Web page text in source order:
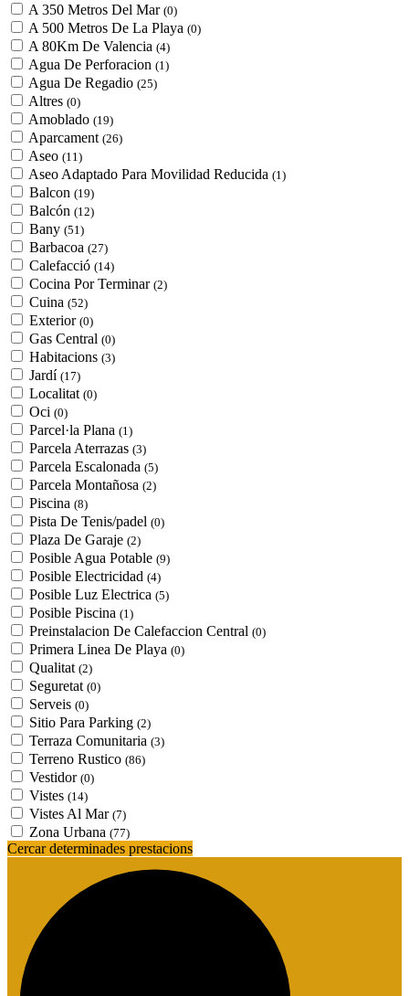
A 350 Metros Del Mar (0)
A 500 Metros De La Playa (0)
A 80Km De Valencia (4)
Agua De Perforacion (1)
Agua De Regadio (25)
Altres (0)
Amoblado (19)
Aparcament (26)
Aseo (11)
Aseo Adaptado Para Movilidad Reducida (1)
Balcon (19)
Balcón (12)
Bany (51)
Barbacoa (27)
Calefacció (14)
Cocina Por Terminar (2)
Cuina (52)
Exterior (0)
Gas Central (0)
Habitacions (3)
Jardí (17)
Localitat (0)
Oci (0)
Parcel·la Plana (1)
Parcela Aterrazas (3)
Parcela Escalonada (5)
Parcela Montañosa (2)
Piscina (8)
Pista De Tenis/padel (0)
Plaza De Garaje (2)
Posible Agua Potable (9)
Posible Electricidad (4)
Posible Luz Electrica (5)
Posible Piscina (1)
Preinstalacion De Calefaccion Central (0)
Primera Linea De Playa (0)
Qualitat (2)
Seguretat (0)
Serveis (0)
Sitio Para Parking (2)
Terraza Comunitaria (3)
Terreno Rustico (86)
Vestidor (0)
Vistes (14)
Vistes Al Mar (7)
Zona Urbana (77)
Cercar determinades prestacions